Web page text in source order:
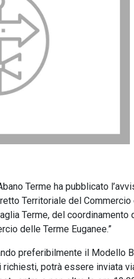
Terme ha pubblicato
Territoriale del
Terme, del
delle Terme Euganee.”
preferibilmente il Modello
potrà essere inviata